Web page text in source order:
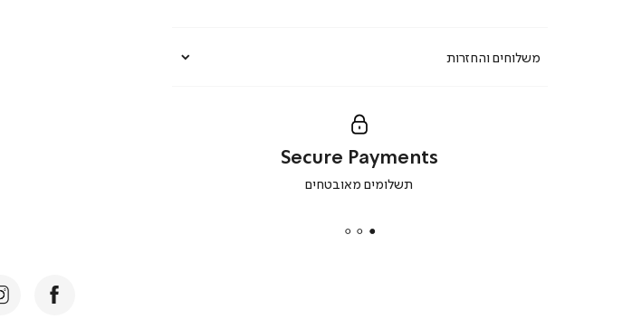
משלוחים והחזרות
secure
Secure Payments
תשלומים מאובטחים